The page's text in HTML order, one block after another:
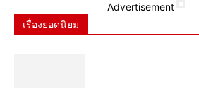
Advertisement
เรื่องยอดนิยม